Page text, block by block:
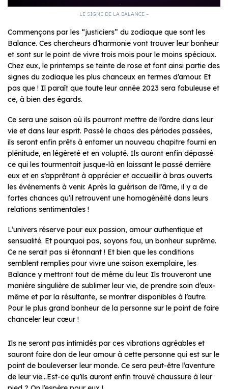
LE SIGNE DE LA BALANCE –
Commençons par les “justiciers” du zodiaque que sont les
Balance. Ces chercheurs d’harmonie vont trouver leur bonheur
et sont sur le point de vivre trois mois pour le moins spéciaux.
Chez eux, le printemps se teinte de rose et font ainsi partie des
signes du zodiaque les plus chanceux en termes d’amour. Et
pas que ! Il paraît que toute leur année 2023 sera fabuleuse et
ce, à bien des égards.
Ce sera une saison où ils pourront mettre de l’ordre dans leur
vie et dans leur esprit. Passé le chaos des périodes passées,
ils seront enfin prêts à entamer un nouveau chapitre fourni en
plénitude, en légèreté et en volupté. Ils auront enfin dépassé
ce qui les tourmentait jusque-là en laissant le passé derrière
eux et en s’apprêtant à apprécier et accueillir à bras ouverts
les événements à venir. Après la guérison de l’âme, il y a de
fortes chances qu’il retrouvent une homogénéité dans leurs
relations sentimentales !
L’univers réserve pour eux passion, amour authentique et
sensualité. Et pourquoi pas, soyons fou, un bonheur suprême.
Ce ne serait pas si étonnant ! Et bien que les conditions
semblent remplies pour vivre une saison exemplaire, les
Balance y mettront tout de même du leur. Ils trouveront une
manière singulière de sublimer leur vie, de prendre soin d’eux-
même et par la résultante, se montrer disponibles à l’autre.
Pour le plus grand bonheur de la personne sur le point de faire
chanceler leur cœur !
Ils ne seront pas intimidés par ces vibrations agréables et
sauront faire don de leur amour à cette personne qui est sur le
point de bouleverser leur monde. Ce sera peut-être l’aventure
de leur vie…Est-ce qu’ils auront enfin trouvé chaussure à leur